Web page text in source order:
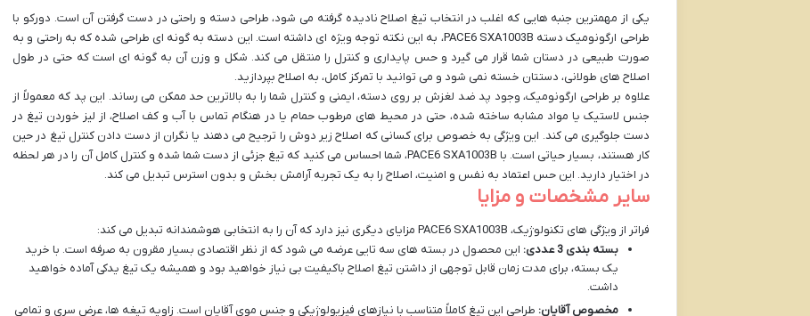
یکی از مهمترین جنبه هایی که اغلب در انتخاب تیغ اصلاح نادیده گرفته می شود، طراحی دسته و راحتی در دست گرفتن آن است. دورکو با
طراحی ارگونومیک دسته PACE6 SXA1003B، به این نکته توجه ویژه ای داشته است. این دسته به گونه ای طراحی شده که به راحتی و به
صورت طبیعی در دستان شما قرار می گیرد و حس پایداری و کنترل را منتقل می کند. شکل و وزن آن به گونه ای است که حتی در طول
اصلاح های طولانی، دستتان خسته نمی شود و می توانید با تمرکز کامل، به اصلاح بپردازید.
علاوه بر طراحی ارگونومیک، وجود پد ضد لغزش بر روی دسته، ایمنی و کنترل شما را به بالاترین حد ممکن می رساند. این پد که معمولاً از
جنس لاستیک یا مواد مشابه ساخته شده، حتی در محیط های مرطوب حمام یا در هنگام تماس با آب و کف اصلاح، از لیز خوردن تیغ در
دست جلوگیری می کند. این ویژگی به خصوص برای کسانی که اصلاح زیر دوش را ترجیح می دهند یا نگران از دست دادن کنترل تیغ در حین
کار هستند، بسیار حیاتی است. با PACE6 SXA1003B، شما احساس می کنید که تیغ جزئی از دست شما شده و کنترل کامل آن را در هر لحظه
در اختیار دارید. این حس اعتماد به نفس و امنیت، اصلاح را به یک تجربه آرامش بخش و بدون استرس تبدیل می کند.
سایر مشخصات و مزایا
فراتر از ویژگی های تکنولوژیک، PACE6 SXA1003B مزایای دیگری نیز دارد که آن را به انتخابی هوشمندانه تبدیل می کند:
بسته بندی 3 عددی:
این محصول در بسته های سه تایی عرضه می شود که از نظر اقتصادی بسیار مقرون به صرفه است. با خرید
یک بسته، برای مدت زمان قابل توجهی از داشتن تیغ اصلاح باکیفیت بی نیاز خواهید بود و همیشه یک تیغ یدکی آماده خواهید
داشت.
مخصوص آقایان: طراحی این تیغ کاملاً متناسب با نیازهای فیزیولوژیکی و جنس موی آقایان است. زاویه تیغه ها، عرض سری و تمامی